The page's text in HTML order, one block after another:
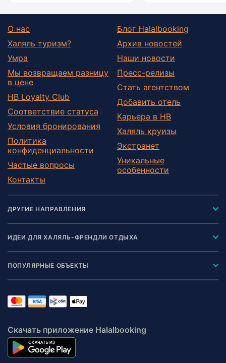
О нас
Халяль туризм?
Умра
Мы возвращаем разницу
в цене
HB Loyalty Club
Соответствие статуса
Условия бронирования
Политика
конфиденциальности
Частые вопросы
Контакты
Блог Halalbooking
Архив новостей
Наши новости
Пресс-релизы
Стать агентством
Добавить отель
Карьера в HB
Халяль круизы
Экстранет
Уникальные
особенности
ДРУГИЕ НАПРАВЛЕНИЯ
ИДЕИ ДЛЯ ХАЛЯЛЬ-ФРЕНДЛИ ОТДЫХА
ПОПУЛЯРНЫЕ ОБЪЕКТЫ
Скачать приложение Halalbooking